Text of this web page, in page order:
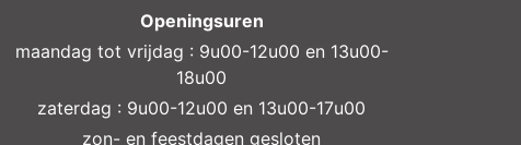
Openingsuren
maandag tot vrijdag : 9u00-12u00 en 13u00-
18u00
zaterdag : 9u00-12u00 en 13u00-17u00
zon- en feestdagen gesloten